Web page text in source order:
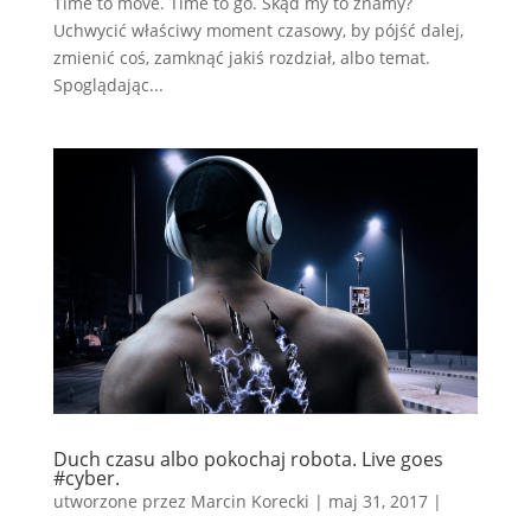
Uchwycić właściwy moment czasowy, by pójść dalej,
zmienić coś, zamknąć jakiś rozdział, albo temat.
Spoglądając...
Duch czasu albo pokochaj robota. Live goes
#cyber.
utworzone przez Marcin Korecki | maj 31, 2017|